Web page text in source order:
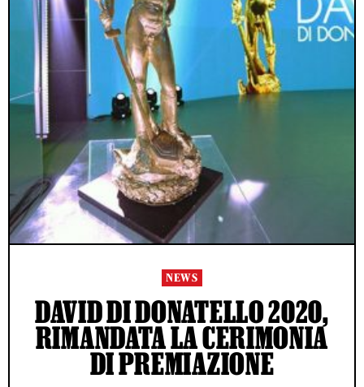
NEWS
DAVID DI DONATELLO 2020,
RIMANDATA LA CERIMONIA
DI PREMIAZIONE